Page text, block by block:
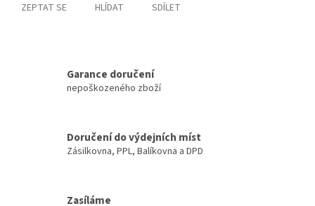
ZEPTAT SE HLÍDAT SDÍLET
Garance doručení
nepoškozeného zboží
Doručení do výdejních míst
Zásilkovna, PPL, Balíkovna a DPD
Zasíláme